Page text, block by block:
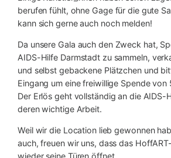
berufen fühlt, ohne Gage für die gute
kann sich gerne auch noch melden!
Da unsere Gala auch den Zweck hat,
AIDS-Hilfe Darmstadt zu sammeln,
und selbst gebackene Plätzchen und
Eingang um eine freiwillige Spende von
Der Erlös geht vollständig an die AIDS-
deren wichtige Arbeit.
Weil wir die Location lieb gewonnen
auch, freuen wir uns, dass das